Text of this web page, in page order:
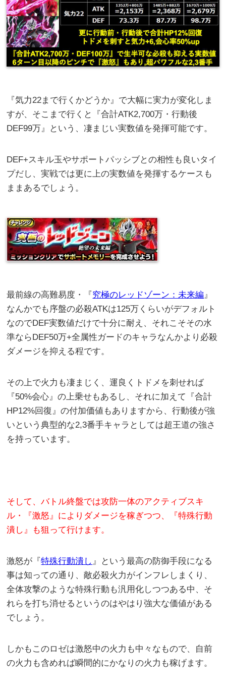
『気力22まで行くかどうか』で大幅に実力が変化しま
すが、そこまで行くと『合計ATK2,700万・行動後
DEF99万』という、凄まじい実数値を発揮可能です。
DEF+スキル玉やサポートパッシブとの相性も良いタイ
プだし、実戦では更に上の実数値を発揮するケースも
ままあるでしょう。
最前線の高難易度・『究極のレッドゾーン：未来編』
なんかでも序盤の必殺ATKは125万くらいがデフォルト
なのでDEF実数値だけで十分に耐え、それこそその水
準ならDEF50万+全属性ガードのキャラなんかより必殺
ダメージを抑える程です。
その上で火力も凄まじく、運良くトドメを刺せれば
『50%会心』の上乗せもあるし、それに加えて『合計
HP12%回復』の付加価値もありますから、行動後が強
いという典型的な2,3番手キャラとしては超王道の強さ
を持っています。
そして、バトル終盤では攻防一体のアクティブスキ
ル・『激怒』によりダメージを稼ぎつつ、『特殊行動
潰し』も狙って行けます。
激怒が『特殊行動潰し 』という最高の防御手段になる
事は知っての通り、敵必殺火力がインフレしまくり、
全体攻撃のような特殊行動も汎用化しつつある中、そ
れらを打ち消せるというのはやはり強大な価値がある
でしょう。
しかもこのロゼは激怒中の火力も中々なもので、自前
の火力も含めれば瞬間的にかなりの火力も稼げます。